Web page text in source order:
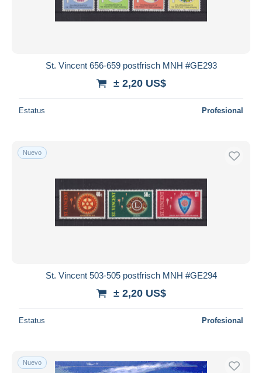
St. Vincent 656-659 postfrisch MNH #GE293
± 2,20 US$
Estatus Profesional
Nuevo
St. Vincent 503-505 postfrisch MNH #GE294
± 2,20 US$
Estatus Profesional
Nuevo